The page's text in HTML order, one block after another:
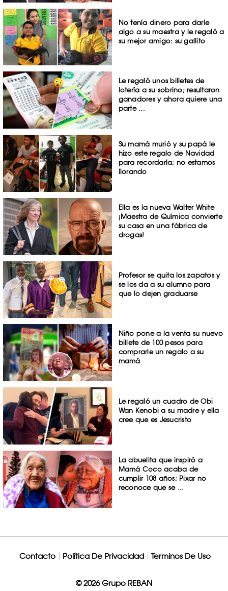
No tenía dinero para darle
algo a su maestra y le regaló a
su mejor amigo: su gallito
Le regaló unos billetes de
lotería a su sobrino; resultaron
ganadores y ahora quiere una
parte ...
Su mamá murió y su papá le
hizo este regalo de Navidad
para recordarla; no estamos
llorando
Ella es la nueva Walter White
¡Maestra de Química convierte
su casa en una fábrica de
drogas!
Profesor se quita los zapatos y
se los da a su alumno para
que lo dejen graduarse
Niño pone a la venta su nuevo
billete de 100 pesos para
comprarle un regalo a su
mamá
Le regaló un cuadro de Obi
Wan Kenobi a su madre y ella
cree que es Jesucristo
La abuelita que inspiró a
Mamá Coco acaba de
cumplir 108 años; Pixar no
reconoce que se ...
Contacto Política De Privacidad Terminos De Uso
© 2026 Grupo REBAN